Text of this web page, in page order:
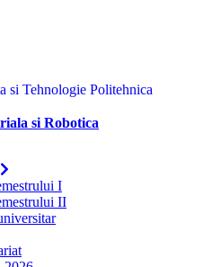
si Tehnologie Politehnica
si Robotica
I
II